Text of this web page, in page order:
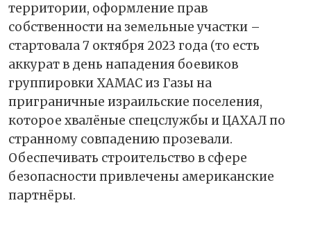
территории, оформление прав
собственности на земельные участки –
стартовала 7 октября 2023 года (то есть
аккурат в день нападения боевиков
группировки ХАМАС из Газы на
приграничные израильские поселения,
которое хвалёные спецслужбы и ЦАХАЛ по
странному совпадению прозевали.
Обеспечивать строительство в сфере
безопасности привлечены американские
партнёры.